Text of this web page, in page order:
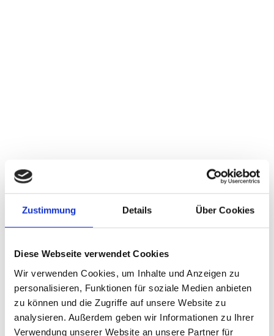
Zustimmung Details Über Cookies
Diese Webseite verwendet Cookies
Wir verwenden Cookies, um Inhalte und Anzeigen zu
personalisieren, Funktionen für soziale Medien anbieten
zu können und die Zugriffe auf unsere Website zu
analysieren. Außerdem geben wir Informationen zu Ihrer
Verwendung unserer Website an unsere Partner für